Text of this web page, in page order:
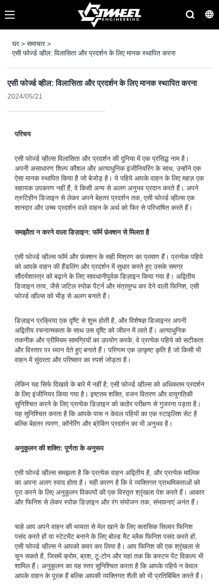
घर> समाचार>
एसी फोर्ज्ड व्हील: विलासिता और प्रदर्शन के लिए मानक स्थापित करना
एसी फोर्ज्ड व्हील: विलासिता और प्रदर्शन के लिए मानक स्थापित करना
2024/05/21
परिचय
एसी फोर्ज्ड व्हील्स विलासिता और प्रदर्शन की दुनिया में एक प्रसिद्ध नाम है।
अपनी असाधारण शिल्प कौशल और अत्याधुनिक इंजीनियरिंग के साथ, उन्होंने एक
ऐसा मानक स्थापित किया है जो बेजोड़ है। ये पहिये आपके वाहन के लिए महज़ एक
सहायक उपकरण नहीं हैं; वे किसी अन्य से अलग अनुभव प्रदान करते हैं। अपने
त्रुटिहीन डिजाइन से लेकर अपने बेहतर प्रदर्शन तक, एसी फोर्ज्ड व्हील्स एक
शानदार और उच्च प्रदर्शन वाले वाहन के अर्थ को फिर से परिभाषित करते हैं।
समझौता न करने वाला डिज़ाइन: फॉर्म फ़ंक्शन से मिलता है
एसी फोर्ज्ड व्हील्स फॉर्म और फ़ंक्शन के सही मिश्रण का प्रमाण हैं। प्रत्येक पहिये
को आपके वाहन की हैंडलिंग और प्रदर्शन में सुधार करते हुए उसके समग्र
सौंदर्यशास्त्र को बढ़ाने के लिए सावधानीपूर्वक डिज़ाइन किया गया है। अद्वितीय
डिजाइन तत्व, जैसे जटिल स्पोक पैटर्न और मंत्रमुग्ध कर देने वाली फिनिश, एसी
फोर्ज्ड व्हील्स को भीड़ से अलग बनाते हैं।
डिज़ाइन प्रक्रिया एक दृष्टि से शुरू होती है, और विशेषज्ञ डिजाइनर अपनी
अद्वितीय रचनात्मकता के साथ उस दृष्टि को जीवन में लाते हैं। अत्याधुनिक
तकनीक और प्रीमियम सामग्रियों का उपयोग करके, वे प्रत्येक पहिये को सटीकता
और विस्तार पर ध्यान देते हुए बनाते हैं। परिणाम एक उत्कृष्ट कृति है जो किसी भी
वाहन में सुंदरता और परिष्कार का स्पर्श जोड़ता है।
लेकिन यह सिर्फ दिखावे के बारे में नहीं है; एसी फोर्ज्ड व्हील्स को अधिकतम प्रदर्शन
के लिए इंजीनियर किया गया है। इष्टतम शक्ति, वजन वितरण और वायुगतिकी
सुनिश्चित करने के लिए प्रत्येक डिज़ाइन को कठोर परीक्षण से गुजरना पड़ता है।
यह सुनिश्चित करता है कि आपके पास न केवल पहियों का एक स्टाइलिश सेट है
बल्कि बेहतर त्वरण, कॉर्नरिंग और ब्रेकिंग प्रदर्शन का भी अनुभव है।
अनुकूलन की शक्ति: पूर्णता के अनुरूप
एसी फोर्ज्ड व्हील्स समझता है कि प्रत्येक वाहन अद्वितीय है, और प्रत्येक मालिक
का अपना अलग स्वाद होता है। यही कारण है कि वे व्यक्तिगत प्राथमिकताओं को
पूरा करने के लिए अनुकूलन विकल्पों की एक विस्तृत श्रृंखला पेश करते हैं। आकार
और फिनिश से लेकर स्पोक डिज़ाइन और रंग संयोजन तक, संभावनाएं अनंत हैं।
चाहे आप अपने वाहन की भव्यता से मेल खाने के लिए क्लासिक सिल्वर फिनिश
पसंद करते हों या स्टेटमेंट बनाने के लिए बोल्ड मैट ब्लैक फिनिश पसंद करते हों,
एसी फोर्ज्ड व्हील्स ने आपको कवर कर लिया है। आप फिनिश की एक श्रृंखला से
चुन सकते हैं, जिसमें क्रोम, ब्रश, टू-टोन और यहां तक ​​कि कस्टम पेंट विकल्प भी
शामिल हैं। अनुकूलन का यह स्तर सुनिश्चित करता है कि आपके पहिये न केवल
आपके वाहन के पूरक हैं बल्कि आपकी व्यक्तिगत शैली को भी प्रतिबिंबित करते हैं।